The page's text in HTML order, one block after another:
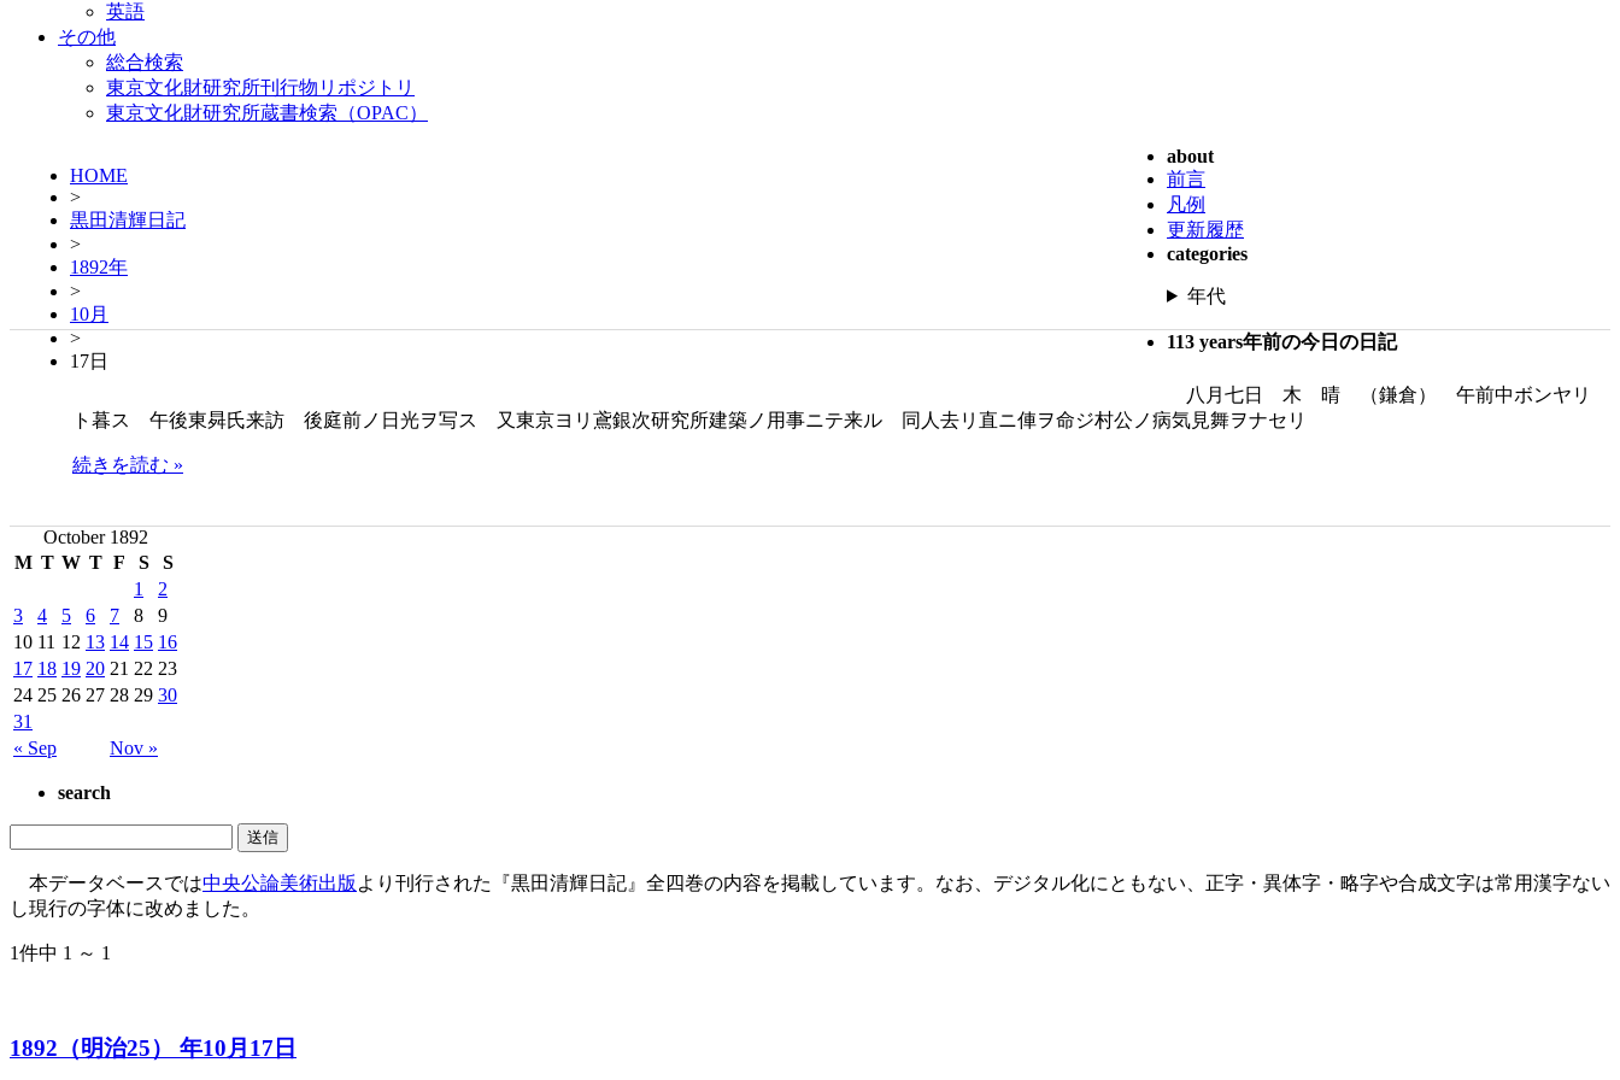
英語
その他
総合検索
東京文化財研究所刊行物リポジトリ
東京文化財研究所蔵書検索（OPAC）
HOME
>
黒田清輝日記
>
1892年
>
10月
>
17日
about
前言
凡例
更新履歴
categories
年代
113 years年前の今日の日記
八月七日 木 晴 （鎌倉） 午前中ボンヤリ
ト暮ス 午後東曻氏来訪 後庭前ノ日光ヲ写ス 又東京ヨリ鳶銀次研究所建築ノ用事ニテ来ル 同人去リ直ニ俥ヲ命ジ村公ノ病気見舞ヲナセリ
続きを読む »
October 1892
M T W T F S S
« Sep Nov »
1
2
3
4 5 6 7 8
9
10 11 12 13 14 15 16
17 18 19 20 21 22 23
24 25 26 27 28 29 30
31
search
本データベースでは中央公論美術出版 より刊行された『黒田清輝日記』全四巻の内容を掲載しています。なお、デジタル化にともない、正字・異体字・略字や合成文字は常用漢字ない
し現行の字体に改めました。
1件中 1 ～ 1
1892（明治25） 年10月17日